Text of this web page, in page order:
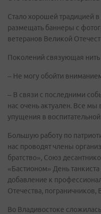
Стало хорошей традицией
размещать баннеры с
ветеранов Великой
Поколений связующая нить
– Не могу обойти
– В связи с последними
нас очень актуален. Все мы
упущения в воспитательной
Большую работу по
нас проводят члены
братство», Союз
«Бастионом» День
добавление к
Отечества,
Во Владивостоке